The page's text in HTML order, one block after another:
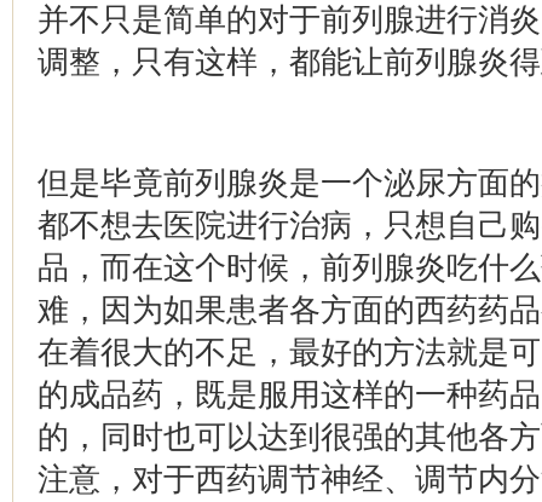
并不只是简单的对于前列腺进行消
调整，只有这样，都能让前列腺炎
但是毕竟前列腺炎是一个泌尿方面
都不想去医院进行治病，只想自己
品，而在这个时候，前列腺炎吃什
难，因为如果患者各方面的西药药
在着很大的不足，最好的方法就是
的成品药，既是服用这样的一种药
的，同时也可以达到很强的其他各
注意，对于西药调节神经、调节内